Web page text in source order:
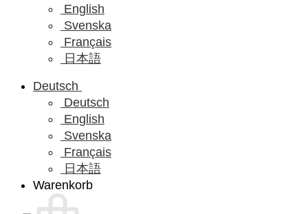
English
Svenska
Français
日本語
Deutsch
Deutsch
English
Svenska
Français
日本語
Warenkorb